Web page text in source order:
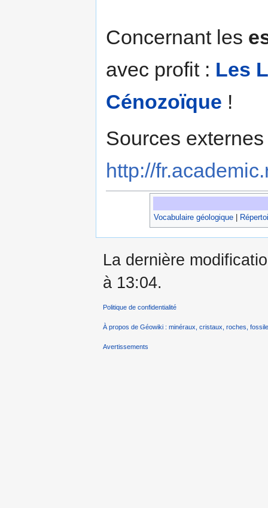
Concernant les
avec profit : Les
Cénozoïque !
Sources externes
http://
Vocabulaire géologique
La dernière
à 13:04.
Politique de confidentialité
À propos de Géowiki : minéraux, cristaux, roches,
Avertissements